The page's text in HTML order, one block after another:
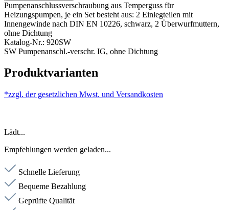
Pumpenanschlussverschraubung aus Temperguss für
Heizungspumpen, je ein Set besteht aus: 2 Einlegteilen mit
Innengewinde nach DIN EN 10226, schwarz, 2 Überwurfmuttern,
ohne Dichtung
Katalog-Nr.: 920SW
SW Pumpenanschl.-verschr. IG, ohne Dichtung
Produktvarianten
*zzgl. der gesetzlichen Mwst. und Versandkosten
Lädt...
Empfehlungen werden geladen...
Schnelle Lieferung
Bequeme Bezahlung
Geprüfte Qualität